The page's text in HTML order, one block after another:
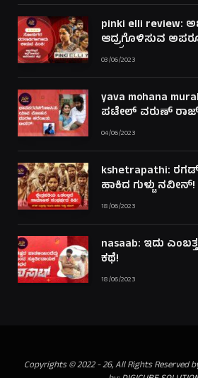
pinki elli review:
ಆದ್ರ್ರಗೊಳಿಸುವ
03/06/2023
yava mohana
ಪಟೇಲ್ ವರುಣ್ ರಾಜ್
04/06/2023
kshetrapathi: ರಗಡ್
ಹಾಕಿದ ಗುಳ್ಟು ನವೀನ್!
18/06/2023
nasaab: ಇದು
ಕಥೆ!
18/06/2023
Copyrights © 2022 - 26, All Rights Reserved